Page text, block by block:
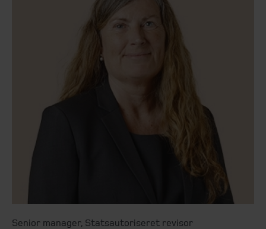
Senior manager, Statsautoriseret revisor